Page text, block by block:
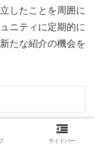
したことを周囲に
ニティに定期的に
たな紹介の機会を
、SNSを活用し
サイドバー